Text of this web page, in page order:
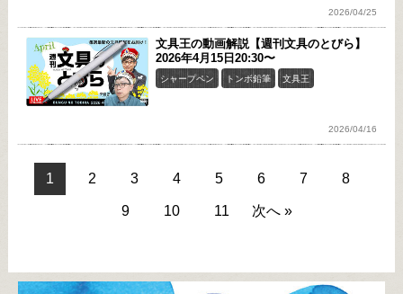
2026/04/25
文具王の動画解説【週刊文具のとびら】
2026年4月15日20:30〜
シャープペン トンボ鉛筆 文具王
2026/04/16
1 2 3 4 5 6 7 8
9 10 11 次へ »